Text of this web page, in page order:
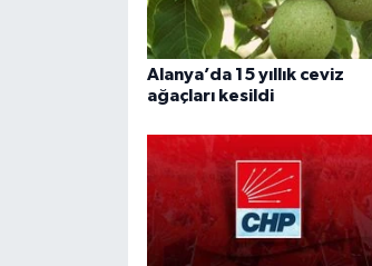
Alanya’da 15 yıllık ceviz
ağaçları kesildi